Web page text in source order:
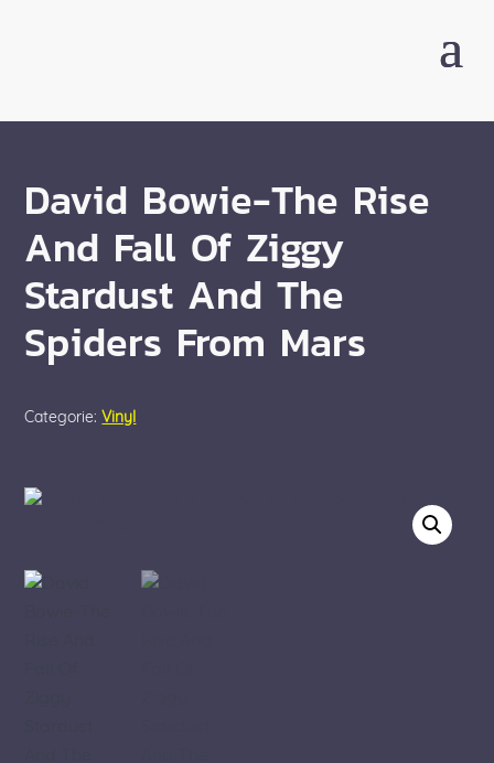
David Bowie-The Rise
And Fall Of Ziggy
Stardust And The
Spiders From Mars
Categorie: Vinyl